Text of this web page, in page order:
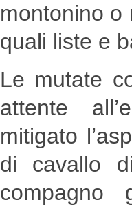
montonino o
quali liste e
Le mutate
attente
mitigato
di cavallo
compagno